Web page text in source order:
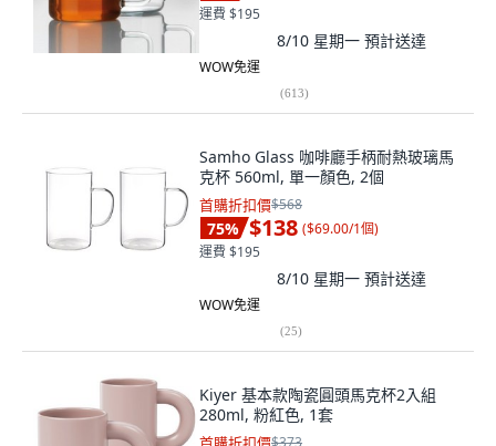
運費 $195
8/10 星期一 預計送達
WOW免運
(613)
Samho Glass 咖啡廳手柄耐熱玻璃馬
克杯 560ml, 單一顏色, 2個
首購折扣價$568
75% $138 ($69.00/1個)
運費 $195
8/10 星期一 預計送達
WOW免運
(25)
Kiyer 基本款陶瓷圓頭馬克杯2入組
280ml, 粉紅色, 1套
$373